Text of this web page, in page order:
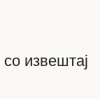
извештај